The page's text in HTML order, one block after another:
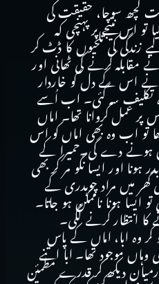
کچھ سوچا، حقیقت کی
تو اس نتیجے پر پہنچی کہ
کی تلخیوں کا ڈٹ کر
مقابلہ کرنے کی ٹھانی اور
نے اس کے دل کو خاردار
تکلیف سہ گئی۔ اب اُسے
پر عمل کروانا تھا۔ اماں
تو اب وہ بھی اماں کو اس
ہونے دے گی۔حمیرا کے
ہونا اور ایسا نگو مر کر بھی
میں مراد چوہدری کے
ایسا ہونا ناممکن ہو جاتا۔
انتظار کرنے لگی۔
وہ ابا، اماں کے پاس
وہاں موجود تھا۔ ابا اتنے
دیکھ کر قدرے مطمئن